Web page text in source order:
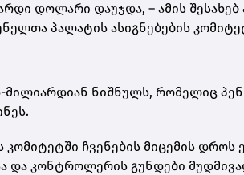
დოლარი დაუჯდა, – ამის შესახებ
პალატის ასიგნებების
მილიარდიან ნიშნულს, რომელიც
ჩვენების მიცემის დროს
და კონტროლერის გუნდები